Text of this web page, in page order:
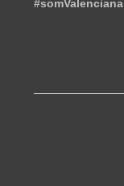
#somValenciana